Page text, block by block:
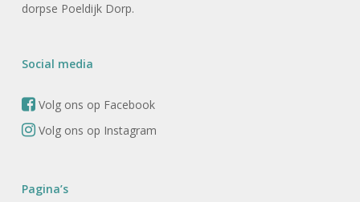
dorpse Poeldijk Dorp.
Social media
Volg ons op Facebook
Volg ons op Instagram
Pagina’s